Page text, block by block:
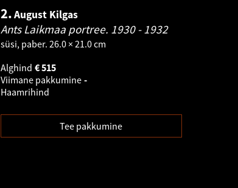
2.August Kilgas
Ants Laikmaa portree. 1930 - 1932
süsi, paber. 26.0 × 21.0 cm
Alghind
515
€
Viimane pakkumine -
Haamrihind
Tee pakkumine